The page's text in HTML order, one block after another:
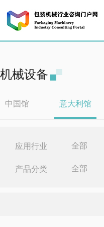
机械设备
中国馆 意大利馆
应用行业 全部
产品分类 全部